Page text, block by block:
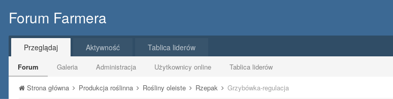
Forum Farmera
Przeglądaj
Forum Galeria Administracja Użytkownicy online Tablica liderów
Aktywność Tablica liderów
Strona główna Produkcja roślinna Rośliny oleiste Rzepak Grzybówka-regulacja